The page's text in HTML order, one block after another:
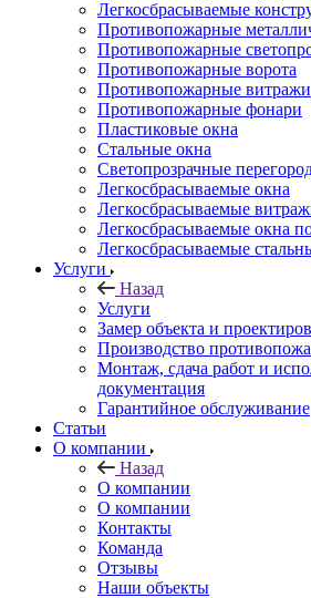
Легкосбрасываемые
Противопожарные
Противопожарные
Противопожарные ворота
Противопожарные витражи
Противопожарные фонари
Пластиковые окна
Стальные окна
Светопрозрачные
Легкосбрасываемые окна
Легкосбрасываемые
Легкосбрасываемые окна
Легкосбрасываемые
Услуги
Назад
Услуги
Замер объекта и
Производство
Монтаж, сдача работ и
документация
Гарантийное обслуживание
Статьи
О компании
Назад
О компании
О компании
Контакты
Команда
Отзывы
Наши объекты